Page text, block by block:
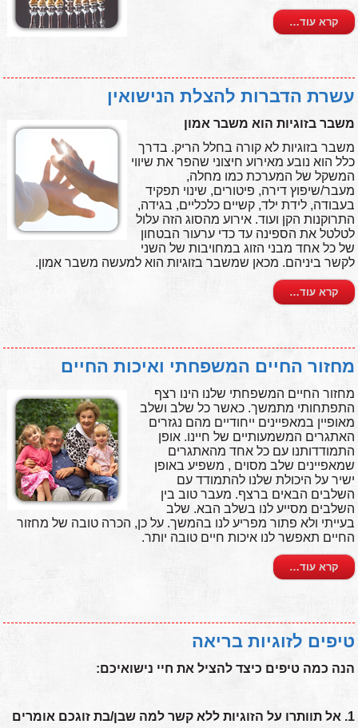
קרא עוד…
עשרת הדברות להצלת הנישואין
משבר בזוגיות הוא משבר אמון
משבר בזוגיות לא קורה בחלל הריק. בדרך
כלל הוא נובע מאירוע חיצוני שהפר את שיווי
המשקל של המערכת כמו מחלה,
מעבר/שיפוץ דירה, פיטורים, שינוי תפקיד
בעבודה, לידת ילד, קשיים כלכליים, בגידה,
התרוקנות הקן ועוד. אירוע מהסוג הזה עלול
לטלטל את הספינה עד כדי ערעור הבטחון
של כל אחד מבני הזוג במחויבות של השני
לקשר ביניהם. מכאן שמשבר בזוגיות הוא למעשה משבר אמון.
קרא עוד…
מחזור החיים המשפחתי ואיכות החיים
מחזור החיים המשפחתי שלנו הינו רצף
התפתחותי מתמשך. כאשר כל שלב ושלב
מאופיין במאפיינים ייחודיים מהם נגזרים
האתגרים המשמעותיים של חיינו. אופן
התמודדותנו עם כל אחד מהאתגרים
שמאפיינים שלב מסוים , משפיע באופן
ישיר על היכולת שלנו להתמודד עם
השלבים הבאים ברצף. מעבר טוב בין
השלבים מסייע לנו בשלב הבא. שלב
בעייתי ולא פתור מפריע לנו בהמשך. על כן, הכרה טובה של מחזור
החיים תאפשר לנו איכות חיים טובה יותר.
קרא עוד…
טיפים לזוגיות בריאה
הנה כמה טיפים כיצד להציל את חיי נישואיכם:
1. אל תוותרו על הזוגיות ללא קשר למה שבן/בת זוגכם אומרים